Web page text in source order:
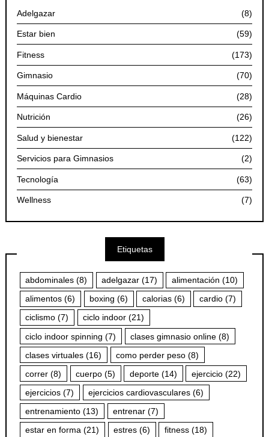
Adelgazar (8)
Estar bien (59)
Fitness (173)
Gimnasio (70)
Máquinas Cardio (28)
Nutrición (26)
Salud y bienestar (122)
Servicios para Gimnasios (2)
Tecnología (63)
Wellness (7)
Etiquetas
abdominales (8) adelgazar (17) alimentación (10)
alimentos (6) boxing (6) calorias (6) cardio (7)
ciclismo (7) ciclo indoor (21)
ciclo indoor spinning (7) clases gimnasio online (8)
clases virtuales (16) como perder peso (8)
correr (8) cuerpo (5) deporte (14) ejercicio (22)
ejercicios (7) ejercicios cardiovasculares (6)
entrenamiento (13) entrenar (7)
estar en forma (21) estres (6) fitness (18)